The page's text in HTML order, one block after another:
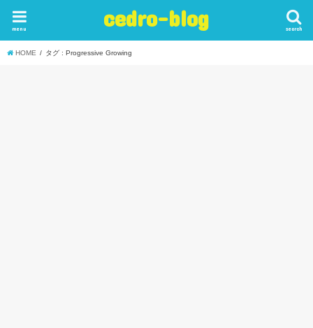
cedro-blog search
menu
HOME タグ : Progressive Growing